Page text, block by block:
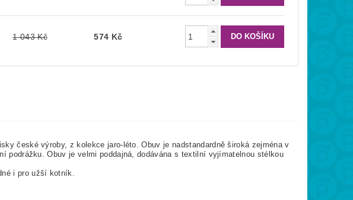
1 043 Kč 574 Kč
české výroby, z kolekce jaro-léto. Obuv je nadstandardně široká zejména v
podrážku. Obuv je velmi poddajná, dodávána s textilní vyjímatelnou stélkou
i pro užší kotník.